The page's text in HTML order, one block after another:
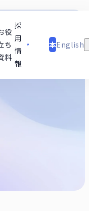
役
ち
料
採
用
情
報
本English